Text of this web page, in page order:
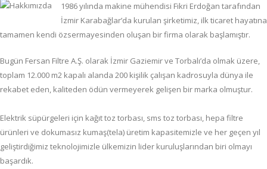
1986 yılında makine mühendisi Fikri Erdoğan tarafından
İzmir Karabağlar’da kurulan şirketimiz, ilk ticaret hayatına
tamamen kendi özsermayesinden oluşan bir firma olarak başlamıştır.
Bugün Fersan Filtre A.Ş. olarak İzmir Gaziemir ve Torbalı’da olmak üzere,
toplam 12.000 m2 kapalı alanda 200 kişilik çalışan kadrosuyla dünya ile
rekabet eden, kaliteden ödün vermeyerek gelişen bir marka olmuştur.
Elektrik süpürgeleri için kağıt toz torbası, sms toz torbası, hepa filtre
ürünleri ve dokumasız kumaş(tela) üretim kapasitemizle ve her geçen yıl
geliştirdiğimiz teknolojimizle ülkemizin lider kuruluşlarından biri olmayı
başardık.